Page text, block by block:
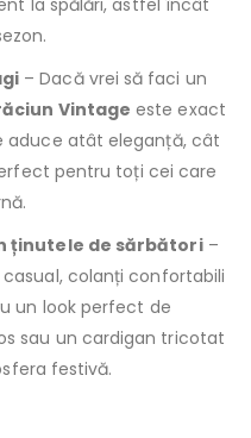
la spălări, astfel încât
– Dacă vrei să faci un
Vintage este exact
aduce atât eleganță, cât
pentru toți cei care
ținutele de sărbători–
colanți confortabili
un look perfect de
sau un cardigan tricotat
festivă.